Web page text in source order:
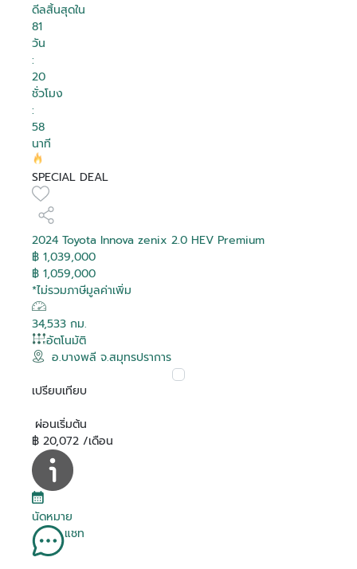
ดีลสิ้นสุดใน
81
วัน
:
20
ชั่วโมง
:
58
นาที
SPECIAL DEAL
2024 Toyota Innova zenix 2.0 HEV Premium
฿ 1,039,000
฿ 1,059,000
*ไม่รวมภาษีมูลค่าเพิ่ม
34,533 กม.
อัตโนมัติ
อ.บางพลี จ.สมุทรปราการ
เปรียบเทียบ
ผ่อนเริ่มต้น
฿ 20,072 /เดือน
นัดหมาย
แชท